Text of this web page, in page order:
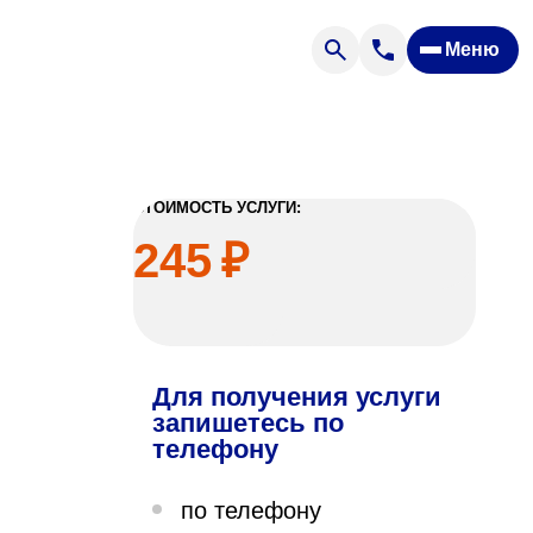
Меню
«Парус»
СТОИМОСТЬ УСЛУГИ:
245₽
Для получения услуги
запишетесь по
телефону
по телефону